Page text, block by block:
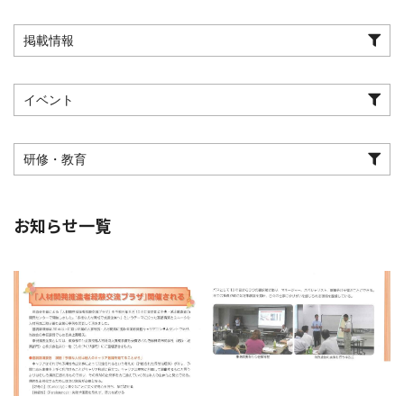
掲載情報
イベント
研修・教育
お知らせ一覧